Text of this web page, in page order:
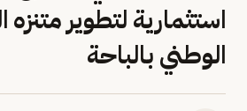
استثمارية لتطوير متنزه
الوطني بالباحة